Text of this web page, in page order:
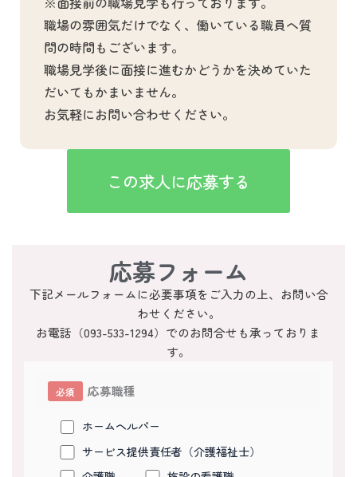
職場の雰囲気だけでなく、働いている職員へ質
問の時間もございます。
職場見学後に面接に進むかどうかを決めていた
だいてもかまいません。
お気軽にお問い合わせください。
この求人に応募する
応募フォーム
下記メールフォームに必要事項をご入力の上、お問い合
わせください。
お電話（093-533-1294）でのお問合せも承っておりま
す。
必須 応募職種
ホームヘルパー
サービス提供責任者（介護福祉士）